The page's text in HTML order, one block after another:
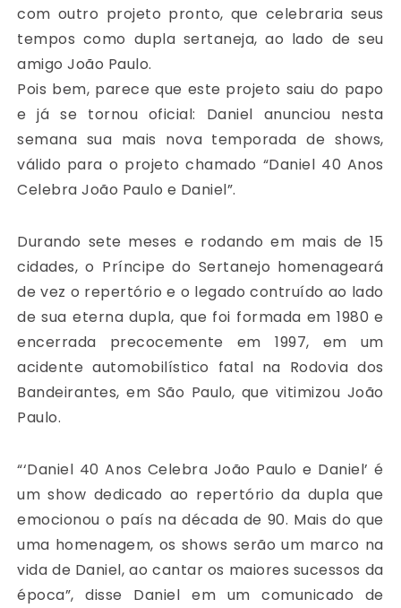
com outro projeto pronto, que celebraria seus
tempos como dupla sertaneja, ao lado de seu
amigo João Paulo.
Pois bem, parece que este projeto saiu do papo
e já se tornou oficial: Daniel anunciou nesta
semana sua mais nova temporada de shows,
válido para o projeto chamado “Daniel 40 Anos
Celebra João Paulo e Daniel”.
Durando sete meses e rodando em mais de 15
cidades, o Príncipe do Sertanejo homenageará
de vez o repertório e o legado contruído ao lado
de sua eterna dupla, que foi formada em 1980 e
encerrada precocemente em 1997, em um
acidente automobilístico fatal na Rodovia dos
Bandeirantes, em São Paulo, que vitimizou João
Paulo.
“‘Daniel 40 Anos Celebra João Paulo e Daniel’ é
um show dedicado ao repertório da dupla que
emocionou o país na década de 90. Mais do que
uma homenagem, os shows serão um marco na
vida de Daniel, ao cantar os maiores sucessos da
época”, disse Daniel em um comunicado de